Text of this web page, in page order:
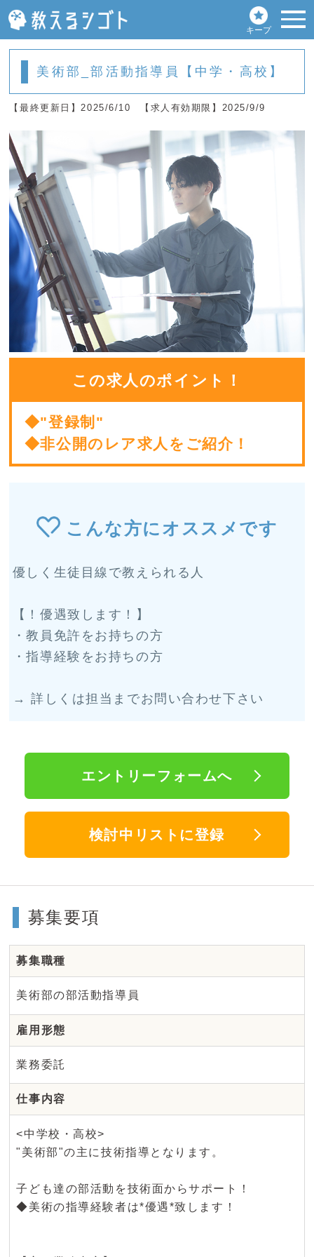
キープ
美術部_部活動指導員【中学・高校】
【最終更新日】2025/6/10 【求人有効期限】2025/9/9
この求人のポイント！
◆"登録制"
◆非公開のレア求人をご紹介！
こんな方にオススメです
優しく生徒目線で教えられる人
【！優遇致します！】
・教員免許をお持ちの方
・指導経験をお持ちの方
→ 詳しくは担当までお問い合わせ下さい
エントリーフォームへ
検討中リストに登録
募集要項
募集職種
美術部の部活動指導員
雇用形態
業務委託
仕事内容
<中学校・高校>
"美術部"の主に技術指導となります。
子ども達の部活動を技術面からサポート！
◆美術の指導経験者は*優遇*致します！